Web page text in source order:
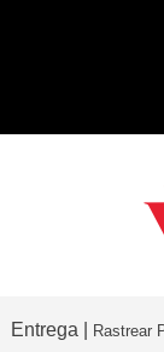
Entrega | Rastrear